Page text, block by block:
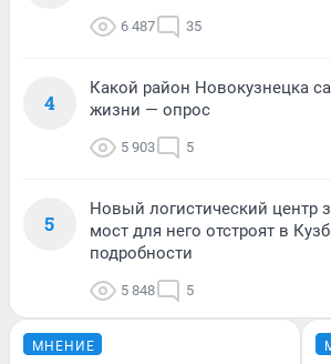
6 487 35
4
Какой район Новокузнецка
жизни — опрос
5 903 5
5
Новый логистический центр
мост для него отстроят в
подробности
5 848 5
МНЕНИЕ